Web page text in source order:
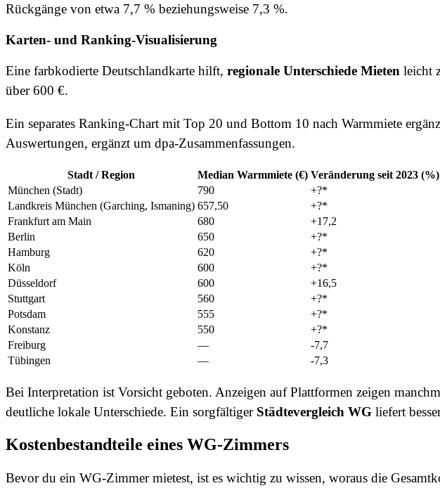
Rückgänge von etwa 7,7 % beziehungsweise 7,3 %.
Karten- und Ranking-Visualisierung
Eine farbkodierte Deutschlandkarte hilft, regionale Unterschiede Mieten leicht
über 600 €.
Ein separates Ranking-Chart mit Top 20 und Bottom 10 nach Warmmiete
Auswertungen, ergänzt um dpa-Zusammenfassungen.
Stadt / Region Median Warmmiete (€) Veränderung seit 2023 (%)
München (Stadt)
790 +?*
Landkreis München (Garching, Ismaning) 657,50 +?*
Frankfurt am Main
680 +17,2
Berlin
650 +?*
Hamburg
620 +?*
Köln
600 +?*
Düsseldorf
600 +16,5
Stuttgart
560 +?*
Potsdam
555 +?*
Konstanz
550 +?*
Freiburg
— -7,7
Tübingen
— -7,3
Bei Interpretation ist Vorsicht geboten. Anzeigen auf Plattformen zeigen
deutliche lokale Unterschiede. Ein sorgfältiger Städtevergleich WG liefert
Kostenbestandteile eines WG-Zimmers
Bevor du ein WG-Zimmer mietest, ist es wichtig zu wissen, woraus die